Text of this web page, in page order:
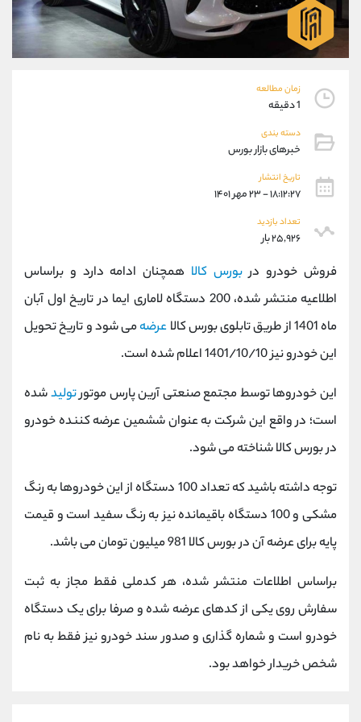
زمان مطالعه
1 دقیقه
دسته بندی
خبرهای بازار بورس
تاریخ انتشار
۱۸:۱۲:۲۷ - ۲۳ مهر ۱۴۰۱
تعداد بازدید
۲۵,۹۲۶ بار
فروش خودرو دربورس کالا همچنان ادامه دارد و براساس
اطلاعیه منتشر شده، 200 دستگاه لاماری ایما در تاریخ اول آبان
ماه 1401 از طریق تابلوی بورس کالا
عرضهمی شود و تاریخ تحویل
این خودرو نیز 1401/10/10 اعلام شده است.
این خودروها توسط مجتمع صنعتی آرین پارس موتورتولیدشده
است؛ در واقع این شرکت به عنوان ششمین عرضه کننده خودرو
در بورس کالا شناخته می شود.
توجه داشته باشید که تعداد 100 دستگاه از این خودروها به رنگ
مشکی و 100 دستگاه باقیمانده نیز به رنگ سفید است و قیمت
پایه برای عرضه آن در بورس کالا 981 میلیون تومان می باشد.
براساس اطلاعات منتشر شده، هر کدملی فقط مجاز به ثبت
سفارش روی یکی از کدهای عرضه شده و صرفا برای یک دستگاه
خودرو است و شماره گذاری و صدور سند خودرو نیز فقط به نام
شخص خریدار خواهد بود.
09927779040
واتساپ شروع گفتگو
تلگرام @Armteam_admin_por
پشتیبان فروش
موبایل
واتساپ
تلگرام
داخلی
اطلاعات تماس (دفتر فروش)
021-22021030
بدون پیش شماره 90001030
اینستاگرام @alireza.mehrabii
@alirezamehrabi_com